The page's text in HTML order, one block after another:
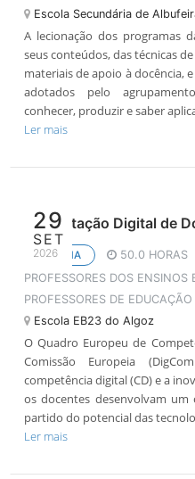
Escola Secundária de
A lecionação dos programas
seus conteúdos, das técnicas
materiais de apoio à docência,
adotados pelo
conhecer, produzir e saber
Ler mais
29
SET
2026
Capacitação Digital de
OFICINA 50.0 HORAS
PROFESSORES DOS ENSINOS
PROFESSORES DE
Escola EB23 do Algoz
O Quadro Europeu de
Comissão Europeia
competência digital (CD) e a
os docentes desenvolvam
partido do potencial das
Ler mais